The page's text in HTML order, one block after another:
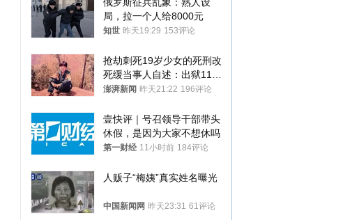
局，拉一个人给8000元
知世 昨天19:29 153评论
抢劫刺死19岁少女的死刑改
死缓当事人自述：出狱11年
间始终刻意躲避被害人家属
澎湃新闻 昨天21:22 196评论
壹快评｜号召领导干部带头
休假，是因为大家不想休吗
第一财经 11小时前 184评论
人贩子“梅姨”真实姓名曝光
中国新闻网 昨天23:31 61评论